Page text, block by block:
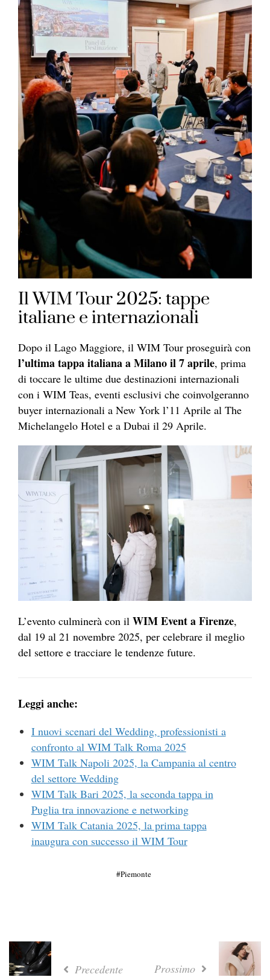
Il WIM Tour 2025: tappe
italiane e internazionali
Dopo il Lago Maggiore, il WIM Tour proseguirà con
l’ultima tappa italiana a Milano il 7 aprile, prima
di toccare le ultime due destinazioni internazionali
con i WIM Teas, eventi esclusivi che coinvolgeranno
buyer internazionali a New York l’11 Aprile al The
Michelangelo Hotel e a Dubai il 29 Aprile.
L’evento culminerà con il WIM Event a Firenze,
dal 19 al 21 novembre 2025, per celebrare il meglio
del settore e tracciare le tendenze future.
Leggi anche:
I nuovi scenari del Wedding, professionisti a
confronto al WIM Talk Roma 2025
WIM Talk Napoli 2025, la Campania al centro
del settore Wedding
WIM Talk Bari 2025, la seconda tappa in
Puglia tra innovazione e networking
WIM Talk Catania 2025, la prima tappa
inaugura con successo il WIM Tour
Piemonte
Precedente Prossimo